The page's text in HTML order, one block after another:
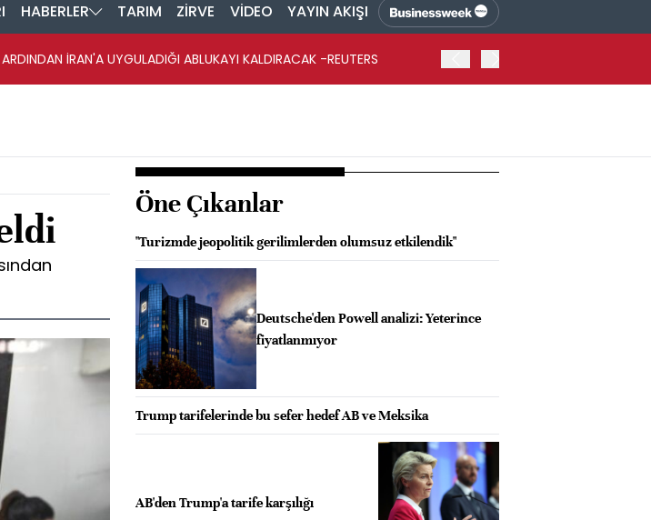
HABERLER TARIM ZİRVE VİDEO YAYIN AKIŞI
İRAN'A UYGULADIĞI ABLUKAYI KALDIRACAK -REUTERS
Öne Çıkanlar
"Turizmde jeopolitik gerilimlerden olumsuz etkilendik"
Deutsche'den Powell analizi: Yeterince
fiyatlanmıyor
Trump tarifelerinde bu sefer hedef AB ve Meksika
AB'den Trump'a tarife karşılığı